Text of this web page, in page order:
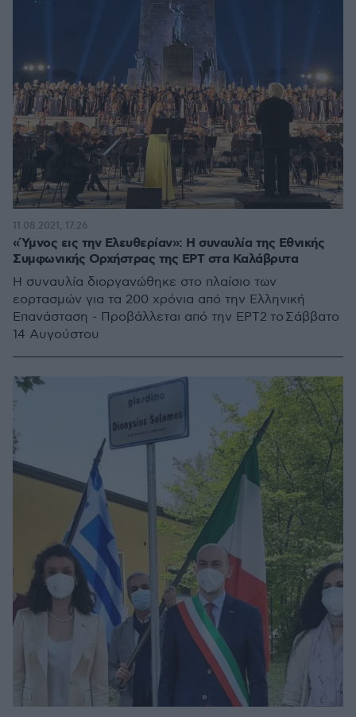
«Ύμνος εις την Ελευθερίαν»: Η συναυλία της Εθνικής
Συμφωνικής Ορχήστρας της ΕΡΤ στα Καλάβρυτα
Η συναυλία διοργανώθηκε στο πλαίσιο των
εορτασμών για τα 200 χρόνια από την Ελληνική
Επανάσταση - Προβάλλεται από την ΕΡΤ2 το Σάββατο
14 Αυγούστου
11.08.2021, 17:26